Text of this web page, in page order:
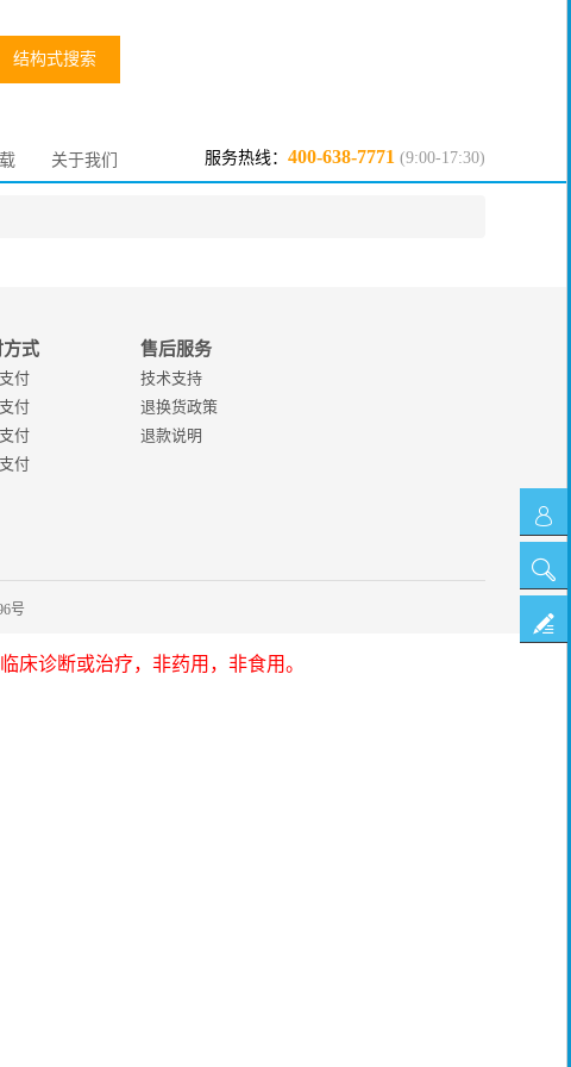
在
线
搜
结构式搜索
服务热线： 400-638-7771 (9:00-17:30)
关于我们
方式
付
付
付
付
售后服务
技术支持
退换货政策
退款说明
号
床诊断或治疗，非药用，非食用。